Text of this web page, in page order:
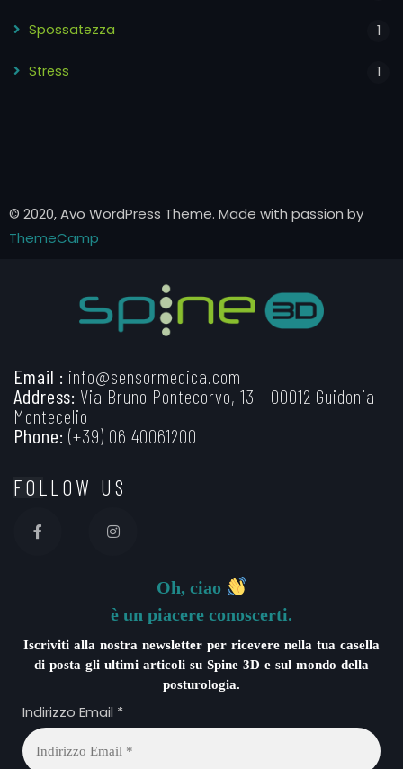
Spossatezza 1
Stress 1
© 2020, Avo WordPress Theme. Made with passion by
ThemeCamp
Email : info@sensormedica.com
Address: Via Bruno Pontecorvo, 13 - 00012 Guidonia
Montecelio
Phone: (+39) 06 40061200
FOLLOW US
Oh, ciao
è un piacere conoscerti.
Iscriviti alla nostra newsletter per ricevere nella tua casella
di posta gli ultimi articoli su Spine 3D e sul mondo della
posturologia.
Indirizzo Email *